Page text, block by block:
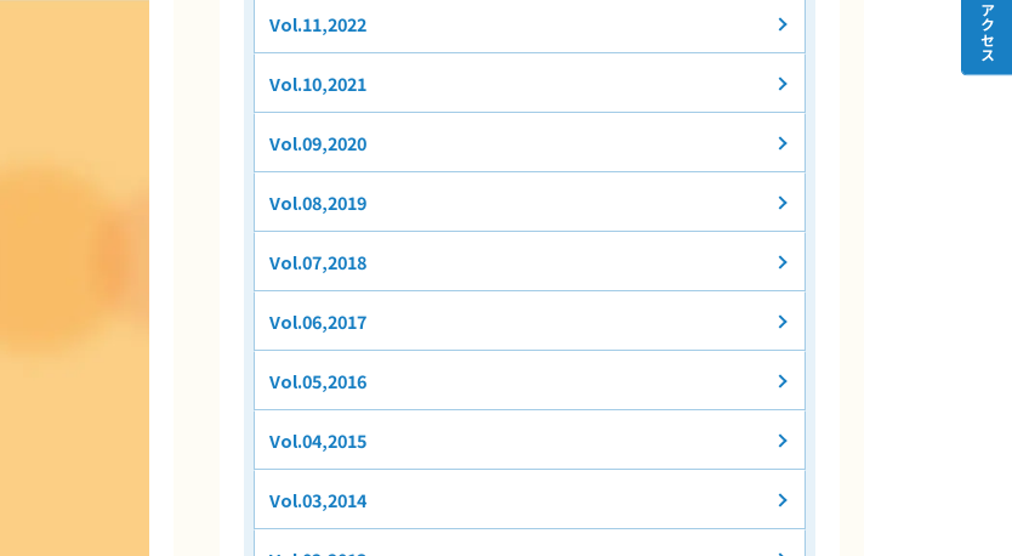
Vol.11,2022
Vol.10,2021
Vol.09,2020
Vol.08,2019
Vol.07,2018
Vol.06,2017
Vol.05,2016
Vol.04,2015
Vol.03,2014
アクセス